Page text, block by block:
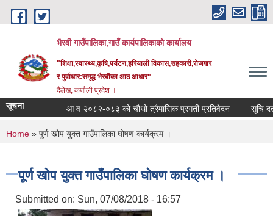
Skip to main content
भैरवी गाउँपालिका,गाउँ कार्यपालिकाको कार्यालय
"शिक्षा,स्वास्थ्य,कृषि,पर्यटन,हरियाली विकास,सहकारी,रोजगार
र पुर्वाधार:समृद्ध भैरबीका आठ आधार"
दैलेख, कर्णाली प्रदेश ।
सूचना आ व २०८२-०८३ को चौथो त्रैमासिक प्रगती प्रतिवेदन सूचि दर्ता
You are here
Home » पूर्ण खोप युक्त गाउँपालिका घोषण कार्यक्रम ।
पूर्ण खोप युक्त गाउँपालिका घोषण कार्यक्रम ।
Submitted on: Sun, 07/08/2018 - 16:57